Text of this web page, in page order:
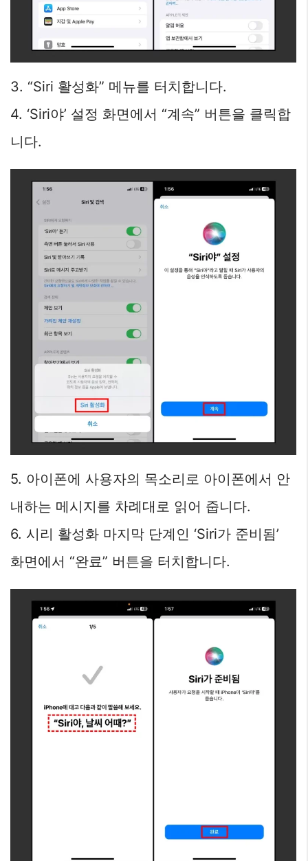
3. “Siri 활성화” 메뉴를 터치합니다.
4. ‘Siri야’ 설정 화면에서 “계속” 버튼을 클릭합
니다.
5. 아이폰에 사용자의 목소리로 아이폰에서 안
내하는 메시지를 차례대로 읽어 줍니다.
6. 시리 활성화 마지막 단계인 ‘Siri가 준비됨’
화면에서 “완료” 버튼을 터치합니다.